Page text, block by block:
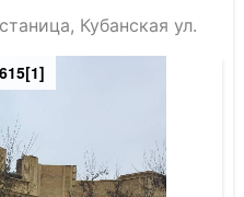
Кубанская ул.